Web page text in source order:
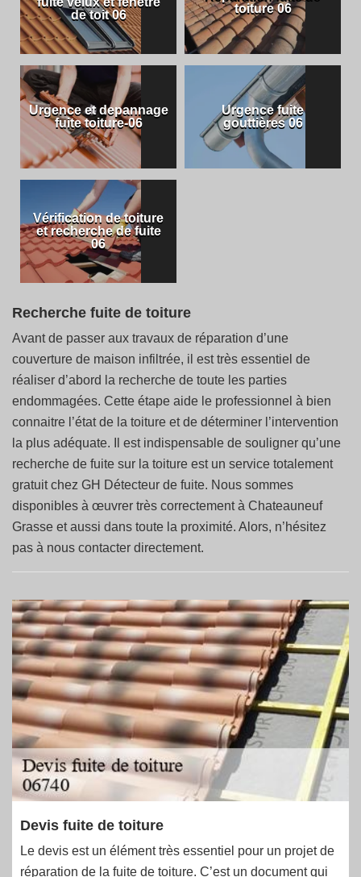
de toit 06
toiture 06
Urgence et depannage
fuite toiture-06
Urgence fuite
gouttières 06
Vérification de toiture
et recherche de fuite
06
Recherche fuite de toiture
Avant de passer aux travaux de réparation d’une
couverture de maison infiltrée, il est très essentiel de
réaliser d’abord la recherche de toute les parties
endommagées. Cette étape aide le professionnel à bien
connaitre l’état de la toiture et de déterminer l’intervention
la plus adéquate. Il est indispensable de souligner qu’une
recherche de fuite sur la toiture est un service totalement
gratuit chez GH Détecteur de fuite. Nous sommes
disponibles à œuvrer très correctement à Chateauneuf
Grasse et aussi dans toute la proximité. Alors, n’hésitez
pas à nous contacter directement.
Devis fuite de toiture
Le devis est un élément très essentiel pour un projet de
réparation de la fuite de toiture. C’est un document qui